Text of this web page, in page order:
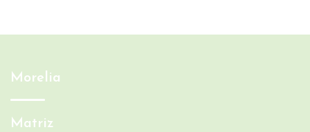
Morelia
Matriz